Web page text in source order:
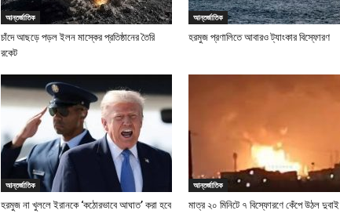
আন্তর্জাতিক
চাঁদে আছড়ে পড়ল ইলন মাস্কের প্রতিষ্ঠানের তৈরি
রকেট
আন্তর্জাতিক
হরমুজ প্রণালিতে আবারও ট্যাংকার বিস্ফোরণ
আন্তর্জাতিক
হরমুজ না খুললে ইরানকে ‘কঠোরভাবে আঘাত’ করা হবে
আন্তর্জাতিক
মাত্র ২০ মিনিটে ৭ বিস্ফোরণে কেঁপে উঠল দুবাই